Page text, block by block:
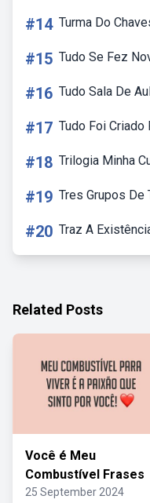
#14 Turma Do
#15 Tudo Se Fez
#16 Tudo Sala De
#17 Tudo Foi Criado
#18 Trilogia Minha
#19 Tres Grupos De
#20 Traz A
Related Posts
Você é Meu
Combustível Frases
25 September 2024